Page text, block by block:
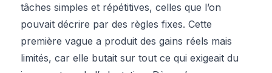
tâches simples et répétitives, celles que l’on
pouvait décrire par des règles fixes. Cette
première vague a produit des gains réels mais
limités, car elle butait sur tout ce qui exigeait du